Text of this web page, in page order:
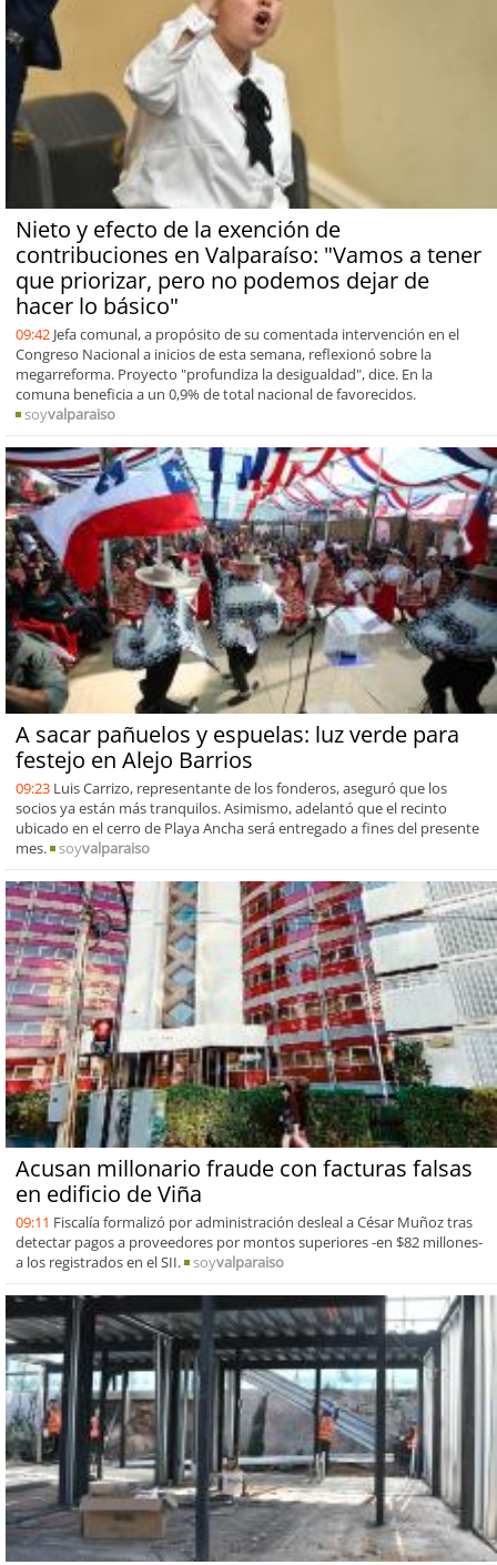
Nieto y efecto de la exención de
contribuciones en Valparaíso: "Vamos a tener
que priorizar, pero no podemos dejar de
hacer lo básico"
09:42 Jefa comunal, a propósito de su comentada intervención en el
Congreso Nacional a inicios de esta semana, reflexionó sobre la
megarreforma. Proyecto "profundiza la desigualdad", dice. En la
comuna beneficia a un 0,9% de total nacional de favorecidos.
soyvalparaiso
A sacar pañuelos y espuelas: luz verde para
festejo en Alejo Barrios
09:23 Luis Carrizo, representante de los fonderos, aseguró que los
socios ya están más tranquilos. Asimismo, adelantó que el recinto
ubicado en el cerro de Playa Ancha será entregado a fines del presente
mes.
soyvalparaiso
Acusan millonario fraude con facturas falsas
en edificio de Viña
09:11 Fiscalía formalizó por administración desleal a César Muñoz tras
detectar pagos a proveedores por montos superiores -en $82 millones-
a los registrados en el SII.
soyvalparaiso